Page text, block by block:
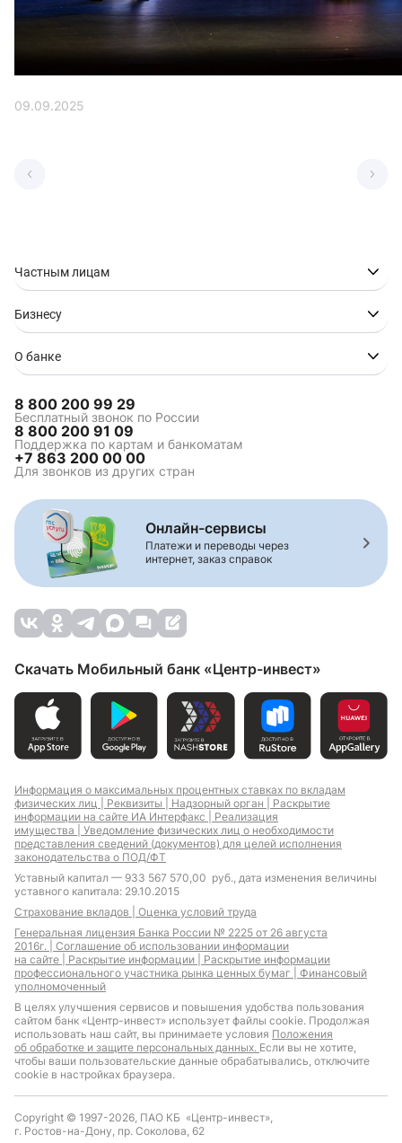
09.09.2025
Частным лицам
Бизнесу
О банке
8 800 200 99 29
Бесплатный звонок по России
8 800 200 91 09
Поддержка по картам и банкоматам
+7 863 200 00 00
Для звонков из других стран
Онлайн-сервисы
Платежи и переводы через
интернет, заказ справок
Скачать Мобильный банк «Центр-инвест»
Информация о максимальных процентных ставках по вкладам
физических лиц | Реквизиты | Надзорный орган | Раскрытие
информации на сайте ИА Интерфакс | Реализация
имущества | Уведомление физических лиц о необходимости
представления сведений (документов) для целей исполнения
законодательства о ПОД/ФТ
Уставный капитал — 933 567 570,00 руб., дата изменения величины
уставного капитала: 29.10.2015
Страхование вкладов | Оценка условий труда
Генеральная лицензия Банка России № 2225 от 26 августа
2016г. | Соглашение об использовании информации
на сайте | Раскрытие информации | Раскрытие информации
профессионального участника рынка ценных бумаг | Финансовый
уполномоченный
В целях улучшения сервисов и повышения удобства пользования
сайтом банк «Центр-инвест» использует файлы cookie. Продолжая
использовать наш сайт, вы принимаете условия Положения
об обработке и защите персональных данных. Если вы не хотите,
чтобы ваши пользовательские данные обрабатывались, отключите
cookie в настройках браузера.
Copyright © 1997-2026, ПАО КБ «Центр-инвест»,
г. Ростов-на-Дону, пр. Соколова, 62